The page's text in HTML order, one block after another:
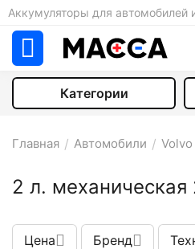
Аккумуляторы для автомобилей
Категории
2 л. механическая
Главная / Автомобили / Volvo
Цена Бренд